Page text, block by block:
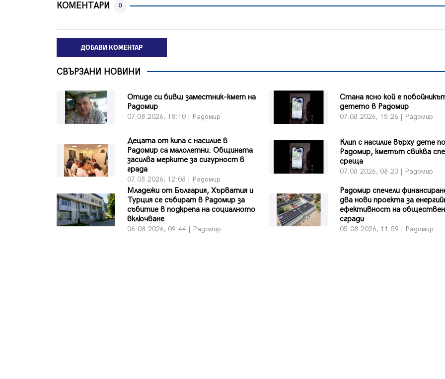
КОМЕНТАРИ 0
ДОБАВИ КОМЕНТАР
СВЪРЗАНИ НОВИНИ
Отиде си бивш заместник-кмет на
Радомир
07.08.2026, 18:10 | Радомир
Стана ясно кой е
детето в Радомир
07.08.2026, 15:26 | Радомир
Децата от кипа с насилие в
Радомир са малолетни. Общината
засилва мерките за сигурност в
града
07.08.2026, 12:08 | Радомир
Клип с насилие върху дете
Радомир, кметът свиква
среща
07.08.2026, 08:23 | Радомир
Младежи от България, Хърватия и
Турция се събират в Радомир за
събитие в подкрепа на социалното
включване
06.08.2026, 09:44 | Радомир
Радомир спечели
два нови проекта за
ефективност на
сгради
05.08.2026, 11:59 | Радомир